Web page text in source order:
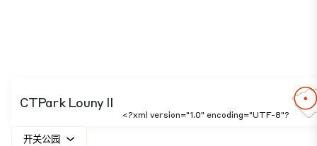
CTPark Louny II
<?xml version="1.0" encoding="UTF-8"?
开关公园